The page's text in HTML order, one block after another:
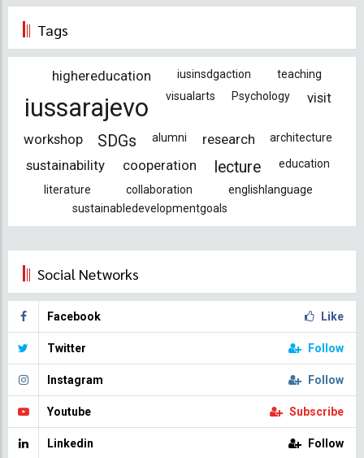
Tags
highereducation iusinsdgaction teaching
iussarajevo visualarts Psychology visit
workshop SDGs alumni research architecture
sustainability cooperation lecture
education
literature
collaboration
englishlanguage
sustainabledevelopmentgoals
Social Networks
Facebook Like
Twitter Follow
Instagram Follow
Youtube Subscribe
Linkedin Follow